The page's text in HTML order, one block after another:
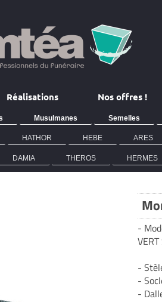
Réalisations Nos offres !
Musulmanes Semelles
HATHOR HEBE ARES
DAMIA THEROS HERMES
-
-
-
-